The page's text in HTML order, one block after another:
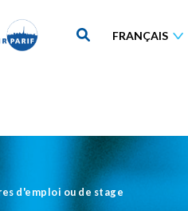
au
contenu
d'emploi ou de stage